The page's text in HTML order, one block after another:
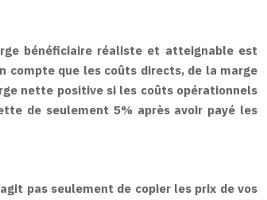
bénéficiaire réaliste et atteignable est
compte que les coûts directs, de la marge
nette positive si les coûts opérationnels
de seulement 5% après avoir payé les
pas seulement de copier les prix de vos